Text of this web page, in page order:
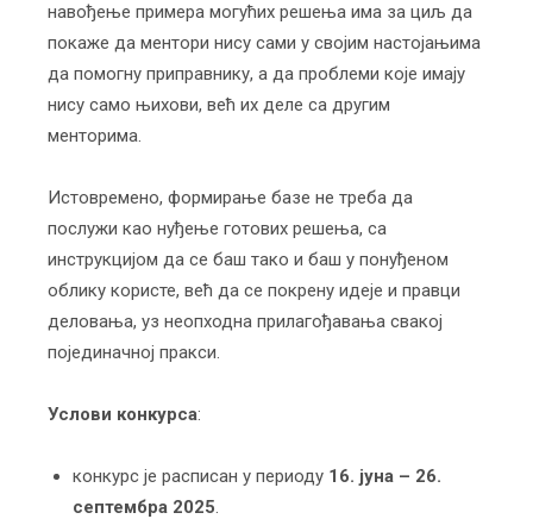
навођење примера могућих решења има за циљ да
покаже да ментори нису сами у својим настојањима
да помогну приправнику, а да проблеми које имају
нису само њихови, већ их деле са другим
менторима.
Истовремено, формирање базе не треба да
послужи као нуђење готових решења, са
инструкцијом да се баш тако и баш у понуђеном
облику користе, већ да се покрену идеје и правци
деловања, уз неопходна прилагођавања свакој
појединачној пракси.
Услови конкурса:
конкурс је расписан у периоду 16. јуна – 26.
септембра 2025.